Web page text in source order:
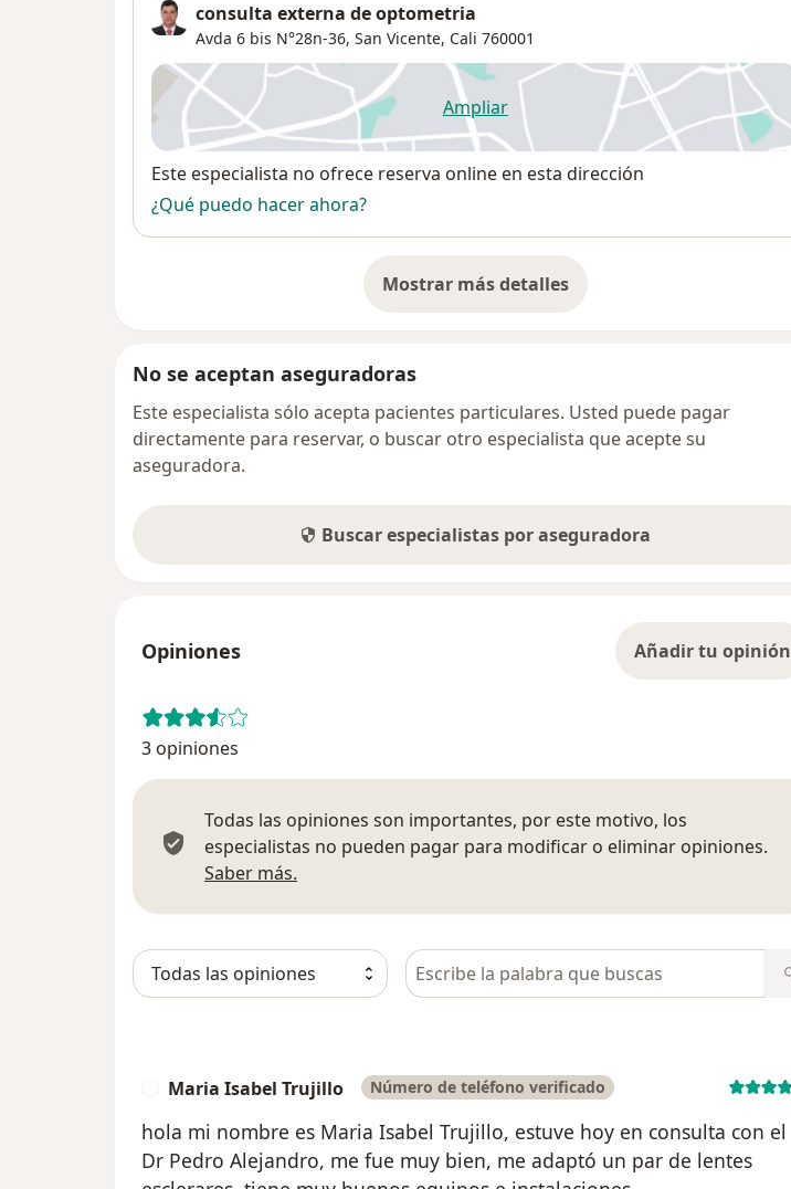
consulta externa de optometria
Avda 6 bis N°28n-36, San Vicente, Cali 760001
Ampliarse abre en una nueva pestaña
Disponibilidad
Este especialista no ofrece reserva online en esta dirección
¿Qué puedo hacer ahora?
Mostrar más detalles
sobre la dirección
No se aceptan aseguradoras
Este especialista sólo acepta pacientes particulares. Usted puede pagar
directamente para reservar, o buscar otro especialista que acepte su
aseguradora.
Buscar especialistas por aseguradora
Opiniones Añadir tu opinión
3 opiniones
Todas las opiniones son importantes, por este motivo, los
especialistas no pueden pagar para modificar o eliminar opiniones.
Saber más.
Busca en opiniones
Maria Isabel Trujillo Número de teléfono verificado
hola mi nombre es Maria Isabel Trujillo, estuve hoy en consulta con el
Dr Pedro Alejandro, me fue muy bien, me adaptó un par de lentes